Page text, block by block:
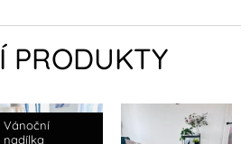
PRODUKTY
Vánoční
nadílka